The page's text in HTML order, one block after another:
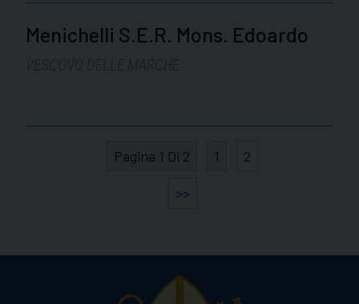
Menichelli S.E.R. Mons. Edoardo
Pagina 1 Di 2 1 2
>>